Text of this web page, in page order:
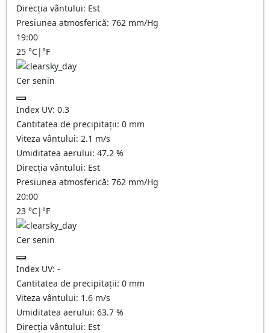
Direcția vântului: Est
Presiunea atmosferică: 762 mm/Hg
19:00
25 °C|°F
Cer senin
Index UV: 0.3
Cantitatea de precipitații: 0 mm
Viteza vântului: 2.1 m/s
Umiditatea aerului: 47.2 %
Direcția vântului: Est
Presiunea atmosferică: 762 mm/Hg
20:00
23 °C|°F
Cer senin
Index UV: -
Cantitatea de precipitații: 0 mm
Viteza vântului: 1.6 m/s
Umiditatea aerului: 63.7 %
Direcția vântului: Est